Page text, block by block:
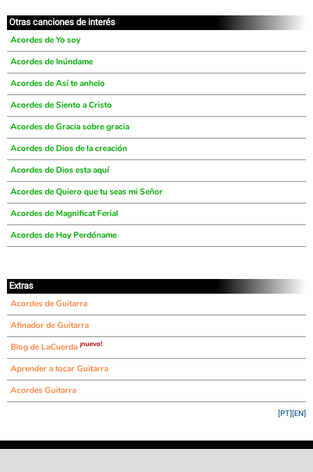
Otras canciones de interés
Acordes de Yo soy
Acordes de Inúndame
Acordes de Así te anhelo
Acordes de Siento a Cristo
Acordes de Gracia sobre gracia
Acordes de Dios de la creación
Acordes de Dios esta aquí
Acordes de Quiero que tu seas mi Señor
Acordes de Magnificat Ferial
Acordes de Hoy Perdóname
Extras
Acordes de Guitarra
Afinador de Guitarra
Blog de LaCuerda ¡nuevo!
Aprender a tocar Guitarra
Acordes Guitarra
[EN]
[PT]